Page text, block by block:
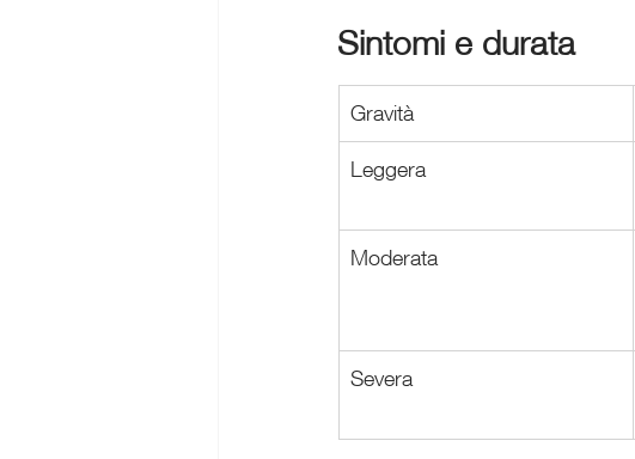
Sintomi e durata
Gravità
Leggera
Moderata
Severa